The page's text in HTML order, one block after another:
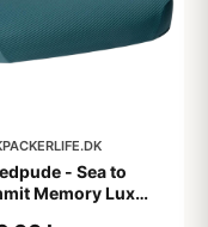
- Sea to
Memory Lux